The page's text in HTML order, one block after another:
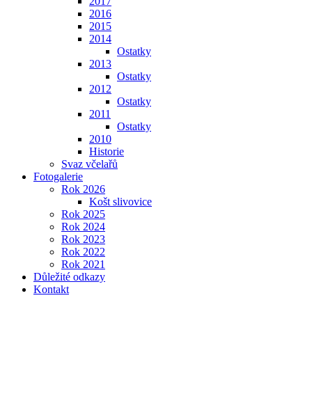
2016
2015
2014
Ostatky
2013
Ostatky
2012
Ostatky
2011
Ostatky
2010
Historie
Svaz včelařů
Fotogalerie
Rok 2026
Košt slivovice
Rok 2025
Rok 2024
Rok 2023
Rok 2022
Rok 2021
Důležité odkazy
Kontakt